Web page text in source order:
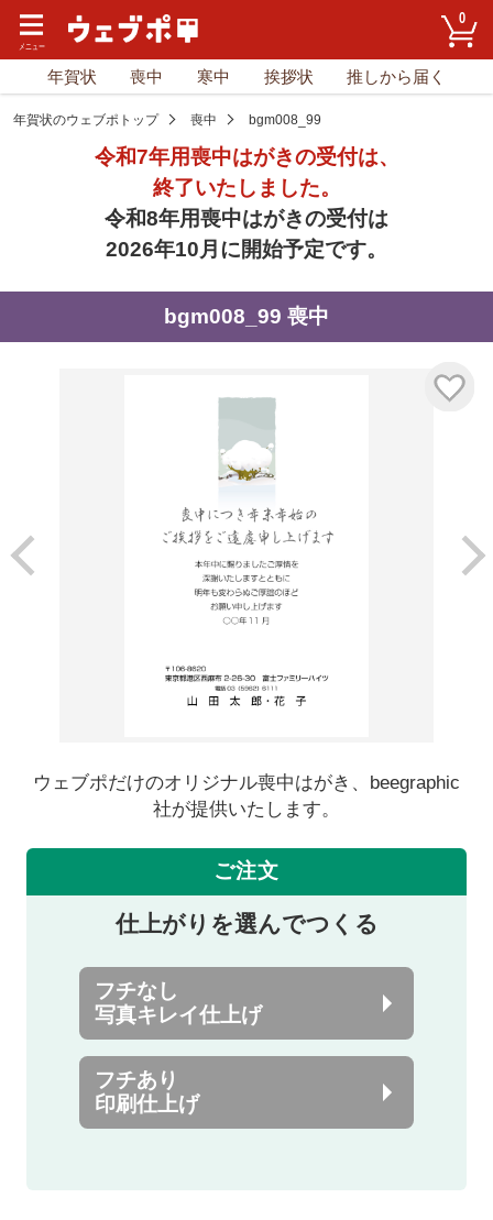
0
年賀状 喪中 寒中 挨拶状 推しから届く
年賀状のウェブポトップ 喪中 bgm008_99
令和7年用喪中はがきの受付は、
終了いたしました。
令和8年用喪中はがきの受付は
2026年10月に開始予定です。
bgm008_99 喪中
ウェブポだけのオリジナル喪中はがき、beegraphic
社が提供いたします。
ご注文
仕上がりを選んでつくる
フチなし
写真キレイ仕上げ
フチあり
印刷仕上げ